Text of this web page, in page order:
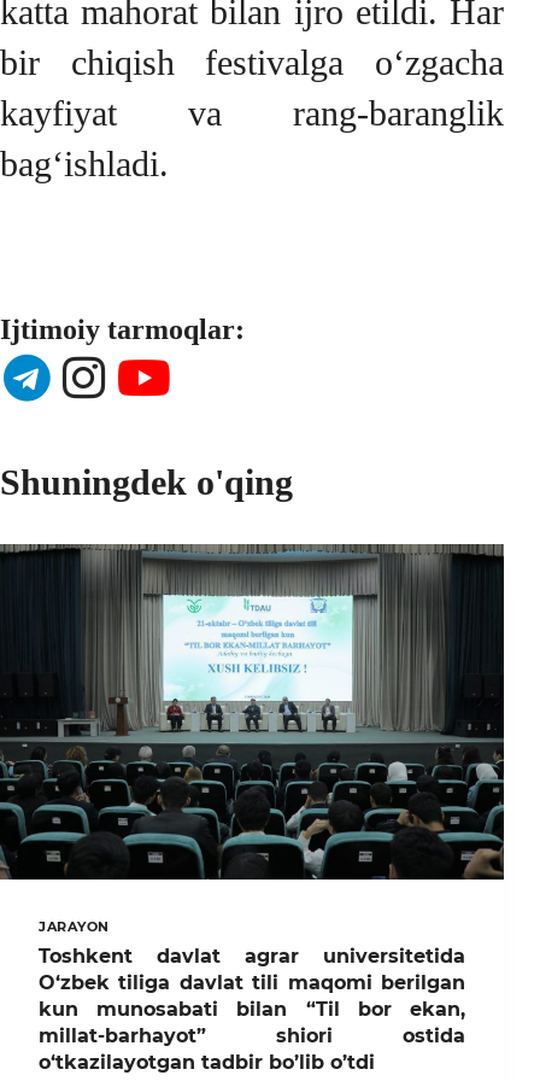
katta mahorat bilan ijro etildi. Har
bir chiqish festivalga o‘zgacha
kayfiyat va rang-baranglik
bag‘ishladi.
Ijtimoiy tarmoqlar:
Shuningdek o'qing
JARAYON
Toshkent davlat agrar universitetida
O‘zbek tiliga davlat tili maqomi berilgan
kun munosabati bilan “Til bor ekan,
millat-barhayot” shiori ostida
o‘tkazilayotgan tadbir bo’lib o’tdi